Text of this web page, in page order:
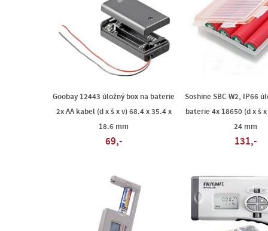
Goobay 12443 úložný box na baterie
2x AA kabel (d x š x v) 68.4 x 35.4 x
18.6 mm
69,-
Soshine SBC-W2, IP66
baterie 4x 18650 (d x š
24 mm
131,-